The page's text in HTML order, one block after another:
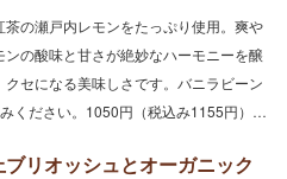
茶の瀬戸内レモンをたっぷり使用。爽や
ンの酸味と甘さが絶妙なハーモニーを醸
クセになる美味しさです。バニラビーン
ください。1050円（税込み1155円）…
ブリオッシュとオーガニック